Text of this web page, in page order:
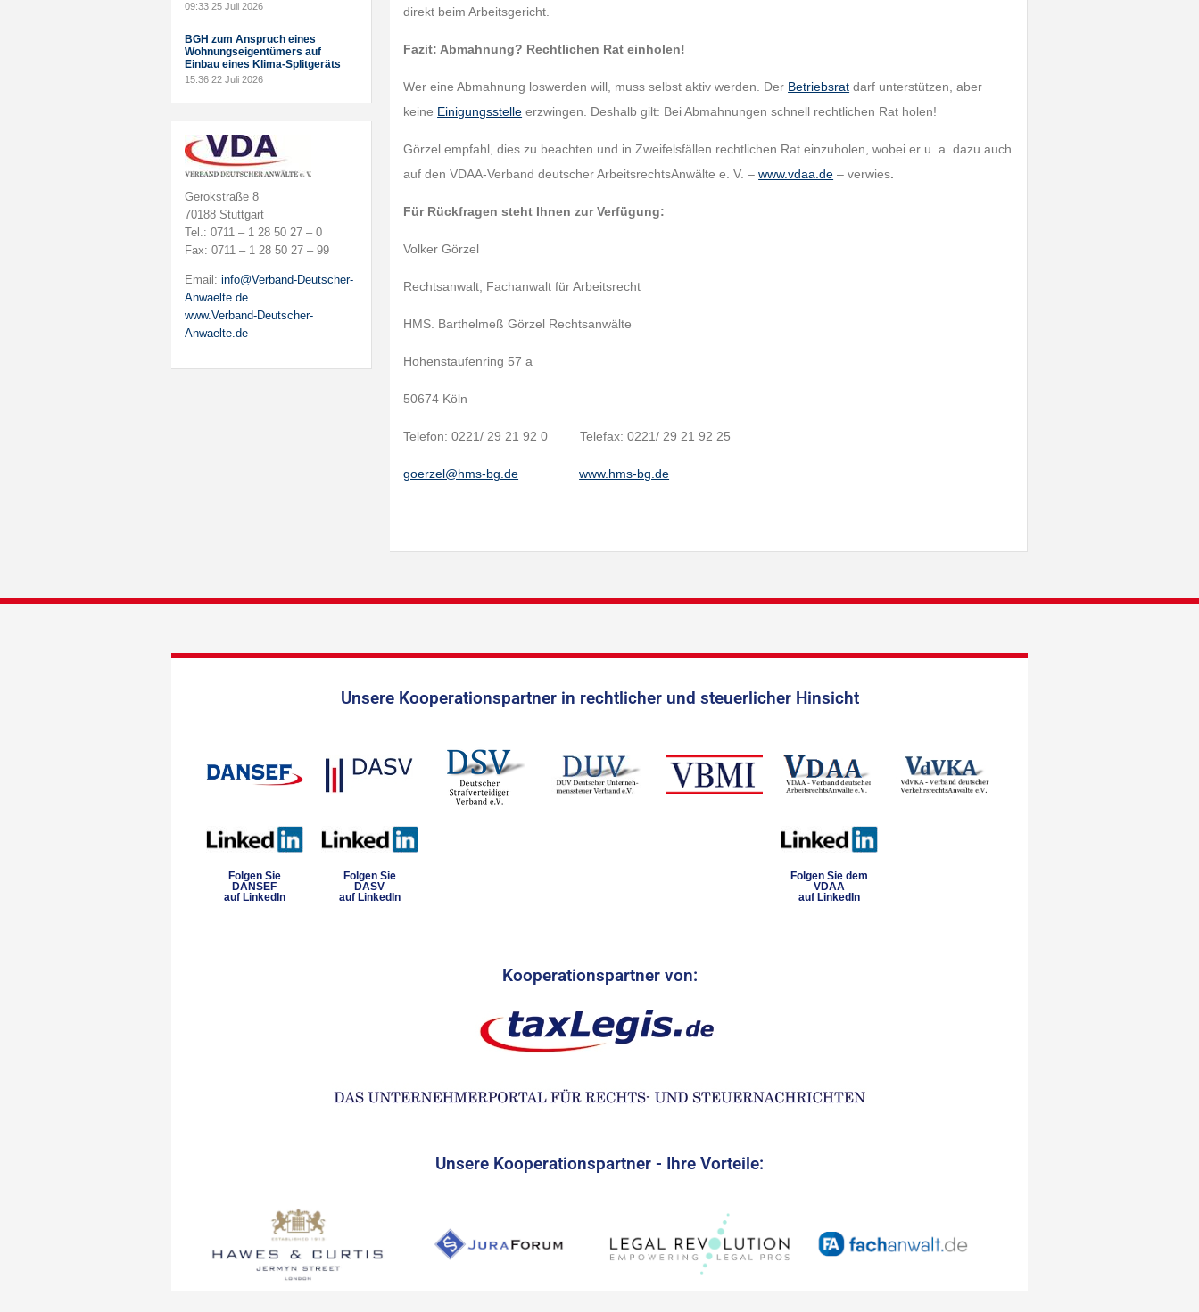
09:33 25 Juli 2026
BGH zum Anspruch eines
Wohnungseigentümers auf
Einbau eines Klima-Splitgeräts
15:36 22 Juli 2026
Gerokstraße 8
70188 Stuttgart
Tel.: 0711 – 1 28 50 27 – 0
Fax: 0711 – 1 28 50 27 – 99
Email: info@Verband-Deutscher-
Anwaelte.de
www.Verband-Deutscher-
Anwaelte.de
direkt beim Arbeitsgericht.
Fazit: Abmahnung? Rechtlichen Rat einholen!
Wer eine Abmahnung loswerden will, muss selbst aktiv werden. Der Betriebsrat darf unterstützen, aber
keine Einigungsstelle erzwingen. Deshalb gilt: Bei Abmahnungen schnell rechtlichen Rat holen!
Görzel empfahl, dies zu beachten und in Zweifelsfällen rechtlichen Rat einzuholen, wobei er u. a. dazu auch
auf den VDAA-Verband deutscher ArbeitsrechtsAnwälte e. V. –www.vdaa.de – verwies.
Für Rückfragen steht Ihnen zur Verfügung:
Volker Görzel
Rechtsanwalt, Fachanwalt für Arbeitsrecht
HMS. Barthelmeß Görzel Rechtsanwälte
Hohenstaufenring 57 a
50674 Köln
Telefon: 0221/ 29 21 92 0 Telefax: 0221/ 29 21 92 25
goerzel@hms-bg.de www.hms-bg.de
Unsere Kooperationspartner in rechtlicher und steuerlicher Hinsicht
Folgen Sie
DANSEF
auf LinkedIn
Folgen Sie
DASV
auf LinkedIn
Folgen Sie dem
VDAA
auf LinkedIn
Kooperationspartner von:
Unsere Kooperationspartner - Ihre Vorteile: